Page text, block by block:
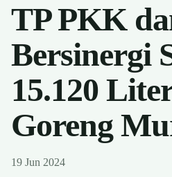
TP PKK
Bersinergi
15.120
Goreng
19 Jun 2024